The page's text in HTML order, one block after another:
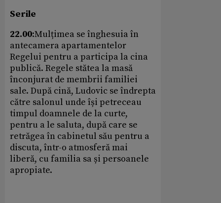
Serile
22.00:Mulțimea se înghesuia în
antecamera apartamentelor
Regelui pentru a participa la cina
publică. Regele stătea la masă
înconjurat de membrii familiei
sale. După cină, Ludovic se îndrepta
către salonul unde își petreceau
timpul doamnele de la curte,
pentru a le saluta, după care se
retrăgea în cabinetul său pentru a
discuta, într-o atmosferă mai
liberă, cu familia sa și persoanele
apropiate.